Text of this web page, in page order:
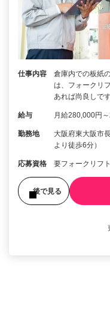
仕事内容
倉庫内での板紙
は、フォークリ
あれば尚良しで
給与 月給280,000円
勤務地
大阪府東大阪市
より徒歩6分）
応募資格 要フォークリフ
後で見る